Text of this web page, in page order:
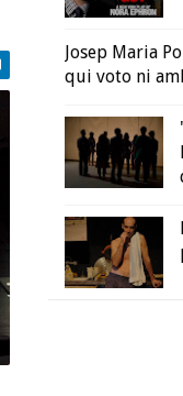
Josep Maria
qui voto ni